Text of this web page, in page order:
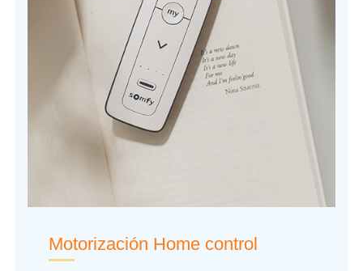
Motorización Home control